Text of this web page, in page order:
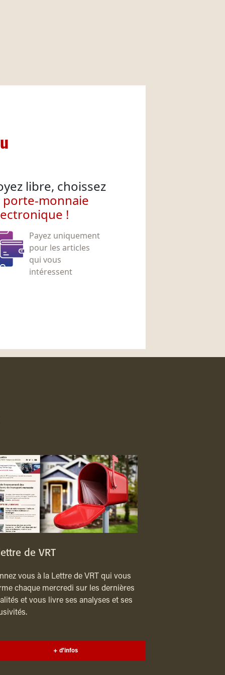
libre, choissez
porte-monnaie
!
Payez uniquement
pour les articles
qui vous
intéressent
de VRT
vous à la Lettre de VRT qui vous
chaque mercredi sur les dernières
et vous livre ses analyses et ses
+ d'infos